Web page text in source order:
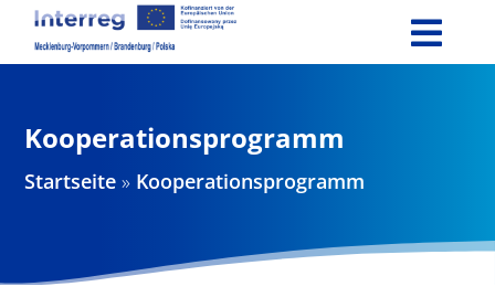
Projekte
Kooperationsprogramm
Startseite » Kooperationsprogramm